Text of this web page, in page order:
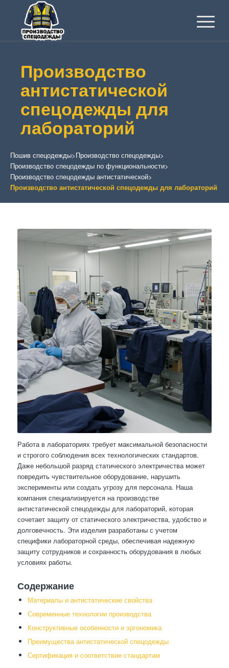
Производство
антистатической
спецодежды для
лабораторий
Пошив спецодежды>Производство спецодежды>
Производство спецодежды по функциональности>
Производство спецодежды антистатической>
Производство антистатической спецодежды для лабораторий
Работа в лабораториях требует максимальной безопасности
и строгого соблюдения всех технологических стандартов.
Даже небольшой разряд статического электричества может
повредить чувствительное оборудование, нарушить
эксперименты или создать угрозу для персонала. Наша
компания специализируется на производстве
антистатической спецодежды для лабораторий, которая
сочетает защиту от статического электричества, удобство и
долговечность. Эти изделия разработаны с учетом
специфики лабораторной среды, обеспечивая надежную
защиту сотрудников и сохранность оборудования в любых
условиях работы.
Содержание
Материалы и антистатические свойства
Современные технологии производства
Конструктивные особенности и эргономика
Преимущества антистатической спецодежды
Сертификация и соответствие стандартам